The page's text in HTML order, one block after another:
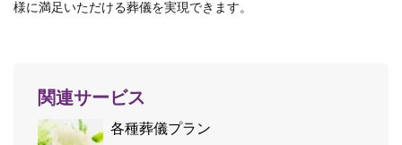
様に満足いただける葬儀を実現できます。
関連サービス
各種葬儀プラン